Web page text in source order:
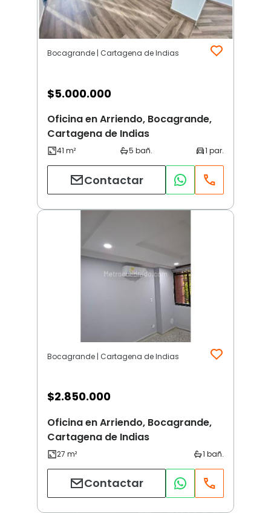
Bocagrande | Cartagena de Indias
$5.000.000
Oficina en Arriendo, Bocagrande,
Cartagena de Indias
Contactar
Bocagrande | Cartagena de Indias
$2.850.000
Oficina en Arriendo, Bocagrande,
Cartagena de Indias
Contactar